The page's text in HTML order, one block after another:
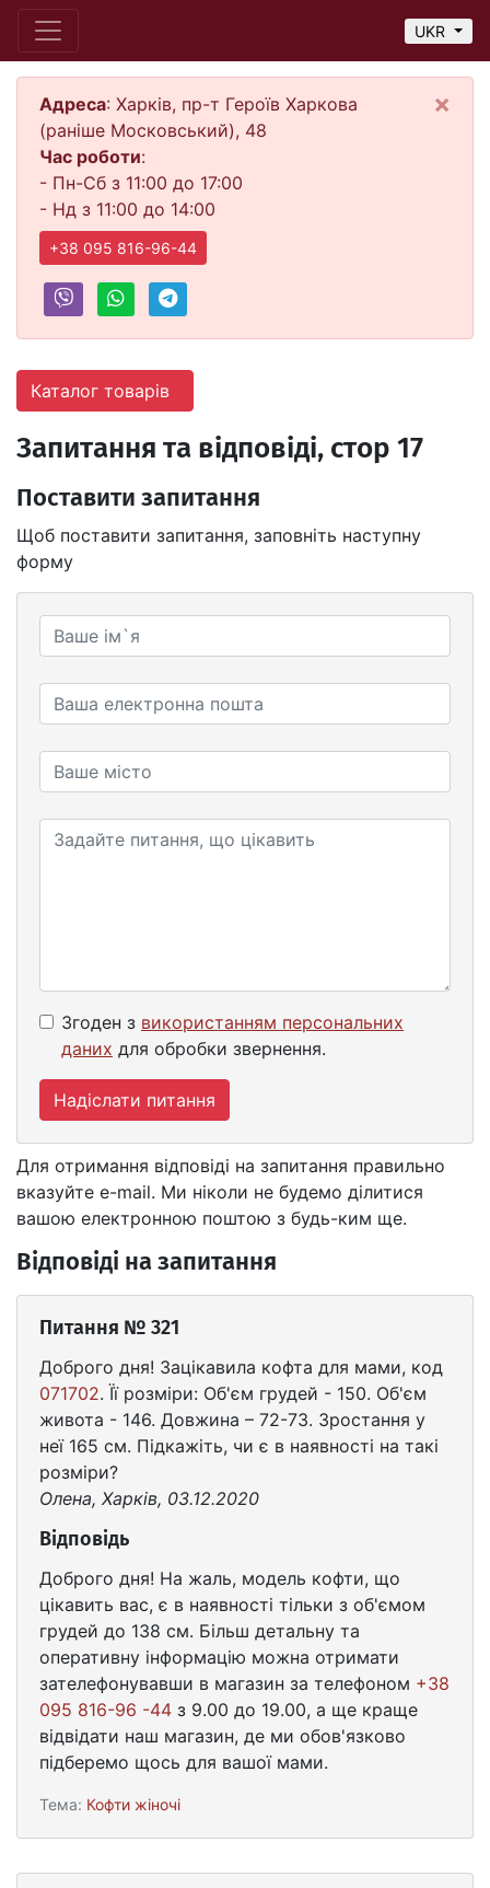
UKR
Адреса: Харків, пр-т Героїв Харкова
(раніше Московський), 48
Час роботи:
- Пн-Сб з 11:00 до 17:00
- Нд з 11:00 до 14:00
+38 095 816-96-44
×
Каталог товарів
Запитання та відповіді, стор 17
Поставити запитання
Щоб поставити запитання, заповніть наступну
форму
Згоден з використанням персональних
даних для обробки звернення.
Надіслати питання
Для отримання відповіді на запитання правильно
вказуйте e-mail. Ми ніколи не будемо ділитися
вашою електронною поштою з будь-ким ще.
Відповіді на запитання
Питання № 321
Доброго дня! Зацікавила кофта для мами, код
071702. Її розміри: Об'єм грудей - 150. Об'єм
живота - 146. Довжина – 72-73. Зростання у
неї 165 см. Підкажіть, чи є в наявності на такі
розміри?
Олена, Харків, 03.12.2020
Відповідь
Доброго дня! На жаль, модель кофти, що
цікавить вас, є в наявності тільки з об'ємом
грудей до 138 см. Більш детальну та
оперативну інформацію можна отримати
зателефонувавши в магазин за телефоном +38
095 816-96 -44 з 9.00 до 19.00, а ще краще
відвідати наш магазин, де ми обов'язково
підберемо щось для вашої мами.
Тема: Кофти жіночі